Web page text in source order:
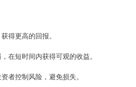
得更高的回报。
在短时间内获得可观的收益。
者控制风险，避免损失。